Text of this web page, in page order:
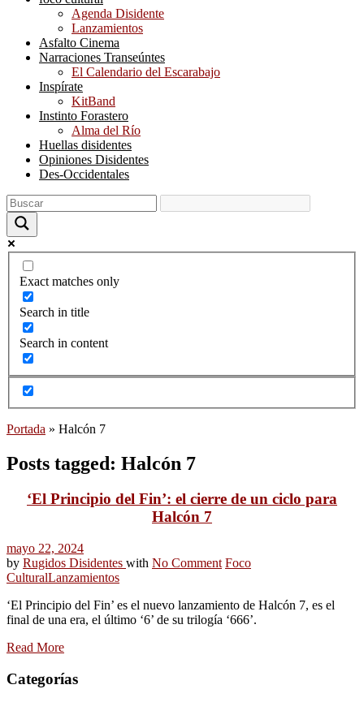
Agenda Disidente
Lanzamientos
Asfalto Cinema
Narraciones Transeúntes
El Calendario del Escarabajo
Inspírate
KitBand
Instinto Forastero
Alma del Río
Huellas disidentes
Opiniones Disidentes
Des-Occidentales
Exact matches only
Search in title
Search in content
Portada » Halcón 7
Posts tagged: Halcón 7
‘El Principio del Fin’: el cierre de un ciclo para
Halcón 7
mayo 22, 2024
by Rugidos Disidentes with No Comment Foco
CulturalLanzamientos
‘El Principio del Fin’ es el nuevo lanzamiento de Halcón 7, es el
final de una era, el último ‘6’ de su trilogía ‘666’.
Read More
Categorías